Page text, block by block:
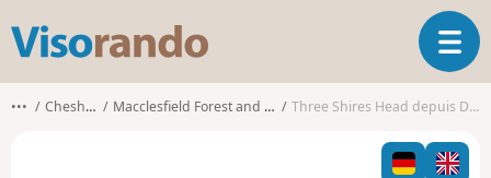
s
o
O
u
i
r
••• Cheshire East Macclesfield Forest and Wildboarclough Three Shires Head depuis Danebower Hollow